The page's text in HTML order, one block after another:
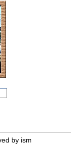
by ism